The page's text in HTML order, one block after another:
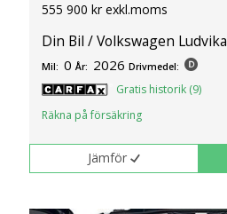
555 900 kr exkl.moms
Din Bil / Volkswagen Ludvika
Mil: 0 År: 2026 Drivmedel:
Gratis historik (9)
Räkna på försäkring
Jämför